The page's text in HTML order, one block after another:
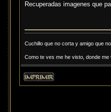
Recuperadas imagenes que
Cuchillo que no corta y amigo que
Como te ves me he visto, donde